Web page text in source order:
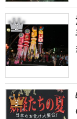
2
3